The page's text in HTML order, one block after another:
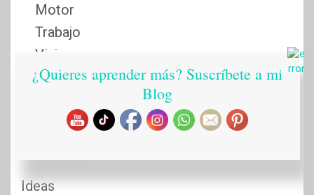
Motor
Trabajo
Viajar
Casa
Decoración, Muebles y
Electrodomésticos
Vivienda
Ideas
¿Quieres aprender más? Suscríbete a mi
Blog